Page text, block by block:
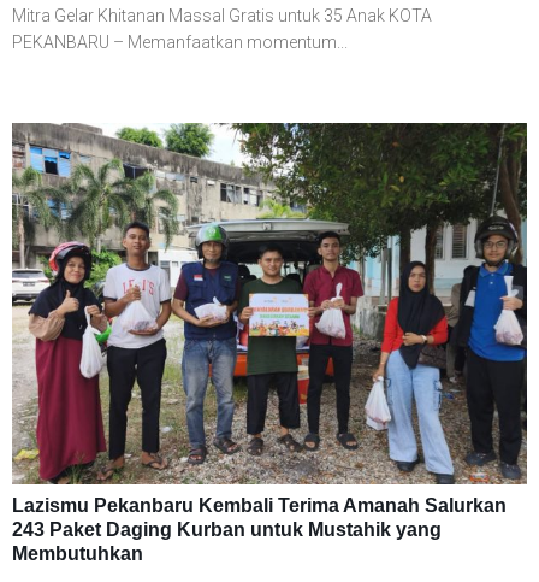
Mitra Gelar Khitanan Massal Gratis untuk 35 Anak KOTA
PEKANBARU – Memanfaatkan momentum...
Lazismu Pekanbaru Kembali Terima Amanah Salurkan
243 Paket Daging Kurban untuk Mustahik yang
Membutuhkan